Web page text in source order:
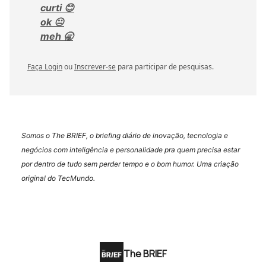
curti 😊
ok 😐
meh 🥱
Faça LoginouInscrever-se para participar de pesquisas.
Somos o The BRIEF, o briefing diário de inovação, tecnologia e
negócios com inteligência e personalidade pra quem precisa estar
por dentro de tudo sem perder tempo e o bom humor. Uma criação
original do TecMundo.
The BRIEF